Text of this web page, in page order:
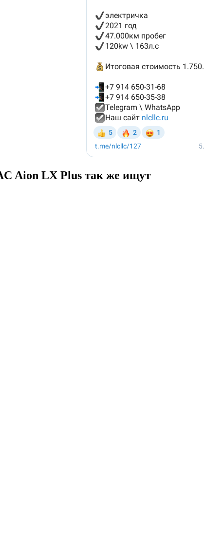
Aion LX Plus так же ищут